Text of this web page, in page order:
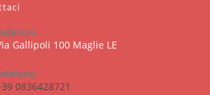
Gallipoli 100 Maglie LE
0836428721